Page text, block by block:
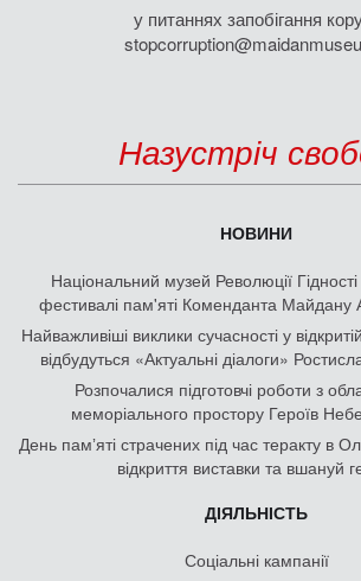
у питаннях запобігання
Назустріч
НОВИНИ
Національний музей Революції
фестивалі пам'яті Коменданта Майдану
Найважливіші виклики сучасності у
відбудуться «Актуальні діалоги»
Розпочалися підготовчі роботи з
меморіального простору Героїв
День памʼяті страчених під час теракту в
відкриття виставки та вшануй
ДІЯЛЬНІСТЬ
Соціальні кампанії